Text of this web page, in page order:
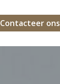
Contacteer ons